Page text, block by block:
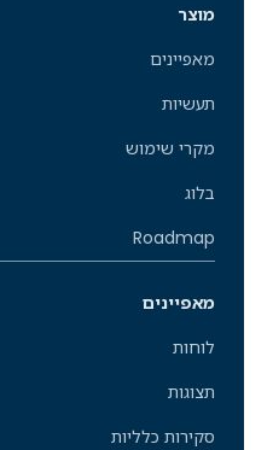
מוצר
מאפיינים
תעשיות
מקרי שימוש
בלוג
Roadmap
מאפיינים
לוחות
תצוגות
סקירות כלליות